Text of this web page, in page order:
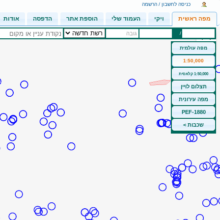
מפה ראשית ויקי העמוד שלי הוספת אתר הדפסה אודות
/ גובה
מפה עולמית
1:50,000
1:50,000 קלאסית
תצלום לויין
מפה עירונית
PEF-1880
שכבות >
כניסה לחשבון / הרשמה